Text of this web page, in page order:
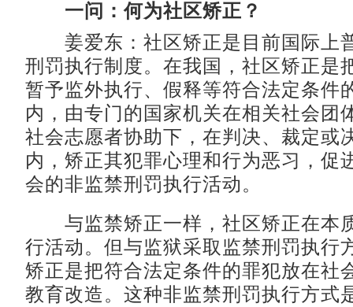
一问：何为社区矫正？
姜爱东：社区矫正是目前国际上
刑罚执行制度。在我国，社区矫正是
暂予监外执行、假释等符合法定条件
内，由专门的国家机关在相关社会团
社会志愿者协助下，在判决、裁定或
内，矫正其犯罪心理和行为恶习，促
会的非监禁刑罚执行活动。
与监禁矫正一样，社区矫正在本
行活动。但与监狱采取监禁刑罚执行
矫正是把符合法定条件的罪犯放在社
教育改造。这种非监禁刑罚执行方式